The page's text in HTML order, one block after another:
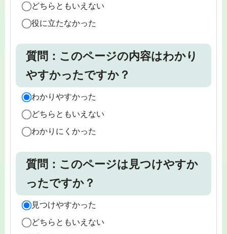
どちらともいえない
役に立たなかった
質問：このページの内容はわかり
やすかったですか？
わかりやすかった
どちらともいえない
わかりにくかった
質問：このページは見つけやすか
ったですか？
見つけやすかった
どちらともいえない